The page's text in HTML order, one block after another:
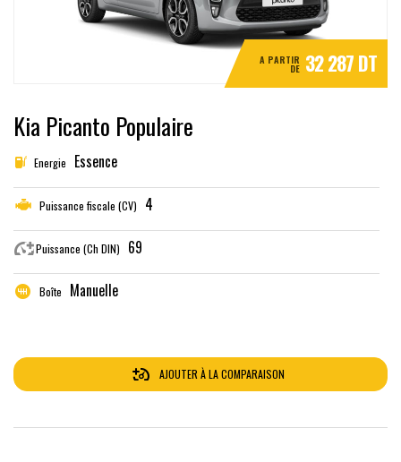
A PARTIR
DE 32 287 DT
Kia Picanto Populaire
Energie Essence
Puissance fiscale (CV) 4
Puissance (Ch DIN) 69
Boîte Manuelle
AJOUTER À LA COMPARAISON